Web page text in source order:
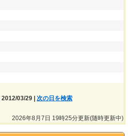
| 2012/03/29 | 次の日を検索
2026年8月7日 19時25分更新(随時更新中)